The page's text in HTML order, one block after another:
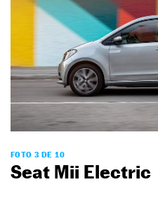
FOTO 3 DE 10
Seat Mii Electric